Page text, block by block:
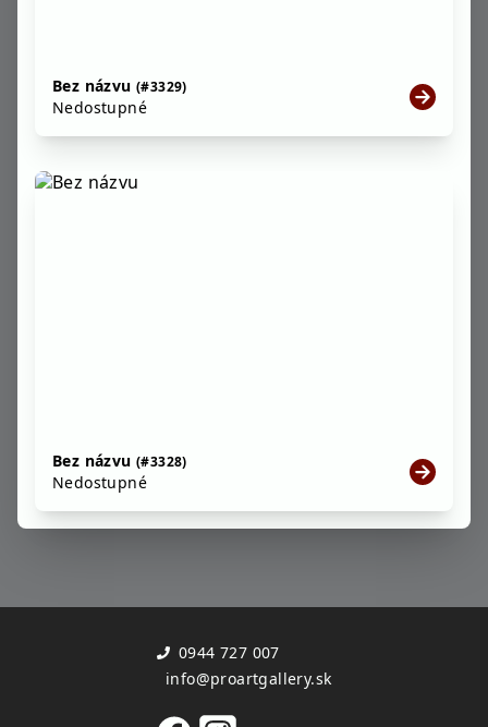
Bez názvu (#3329)
Nedostupné
Bez názvu (#3328)
Nedostupné
0944 727 007
info@proartgallery.sk